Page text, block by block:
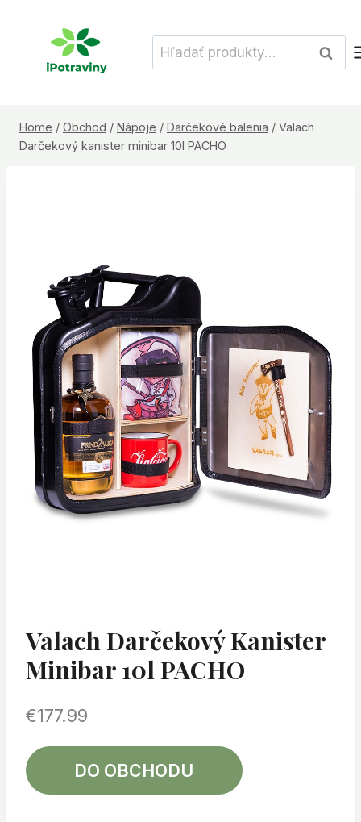
Hľadať:
Home / Obchod / Nápoje / Darčekové balenia / Valach
Darčekový kanister minibar 10l PACHO
Valach Darčekový Kanister
Minibar 10l PACHO
€177.99
DO OBCHODU